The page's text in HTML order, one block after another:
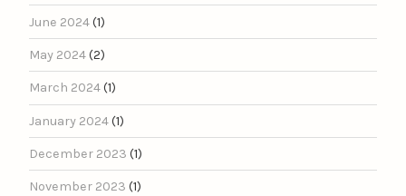
June 2024(1)
May 2024(2)
March 2024(1)
January 2024(1)
December 2023 (1)
November 2023 (1)